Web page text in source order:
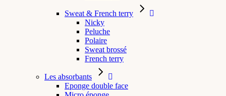
Sweat & French terry
Nicky
Peluche
Polaire
Sweat brossé
French terry
Les absorbants
Eponge double face